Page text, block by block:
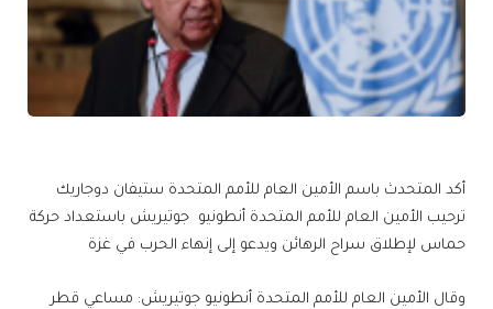
أكد المتحدث باسم الأمين العام للأمم المتحدة ستيفان دوجاريك
ترحيب الأمين العام للأمم المتحدة أنطونيو جوتيريش باستعداد حركة
حماس لإطلاق سراح الرهائن ويدعو إلى إنهاء الحرب في غزة
وقال الأمين العام للأمم المتحدة أنطونيو جوتيريش: مساعي قطر